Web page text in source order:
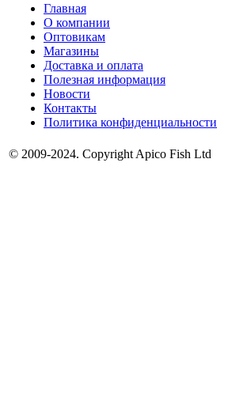
Главная
О компании
Оптовикам
Магазины
Доставка и оплата
Полезная информация
Новости
Контакты
Политика конфиденциальности
© 2009-2024. Copyright Apico Fish Ltd